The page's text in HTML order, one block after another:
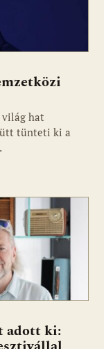
világ hat
tünteti ki a
adott ki: